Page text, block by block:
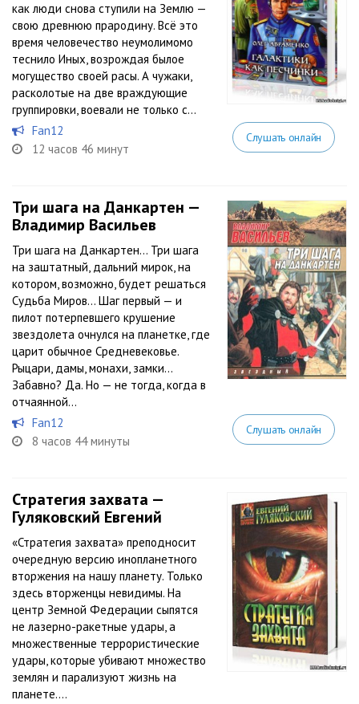
как люди снова ступили на Землю —
свою древнюю прародину. Всё это
время человечество неумолимомо
теснило Иных, возрождая былое
могущество своей расы. А чужаки,
расколотые на две враждующие
группировки, воевали не только с...
Fan12
12 часов 46 минут
Слушать онлайн
Три шага на Данкартен —
Владимир Васильев
Три шага на Данкартен… Три шага
на заштатный, дальний мирок, на
котором, возможно, будет решаться
Судьба Миров… Шаг первый — и
пилот потерпевшего крушение
звездолета очнулся на планетке, где
царит обычное Средневековье.
Рыцари, дамы, монахи, замки…
Забавно? Да. Но — не тогда, когда в
отчаянной...
Fan12
8 часов 44 минуты
Слушать онлайн
Стратегия захвата —
Гуляковский Евгений
«Стратегия захвата» преподносит
очередную версию инопланетного
вторжения на нашу планету. Только
здесь вторженцы невидимы. На
центр Земной Федерации сыпятся
не лазерно-ракетные удары, а
множественные террористические
удары, которые убивают множество
землян и парализуют жизнь на
планете....